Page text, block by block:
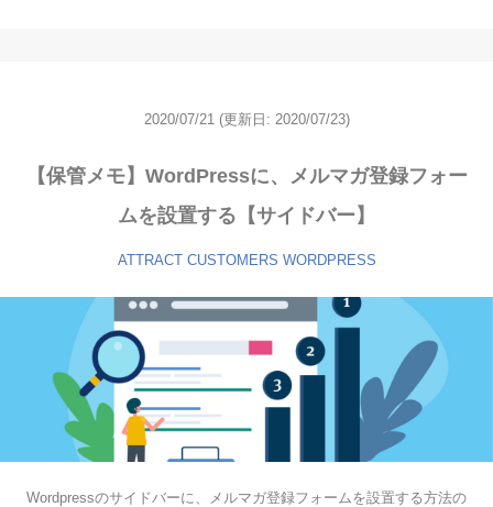
2020/07/21 (更新日: 2020/07/23)
【保管メモ】WordPressに、メルマガ登録フォー
ムを設置する【サイドバー】
ATTRACT CUSTOMERS WORDPRESS
Wordpressのサイドバーに、メルマガ登録フォームを設置する方法の